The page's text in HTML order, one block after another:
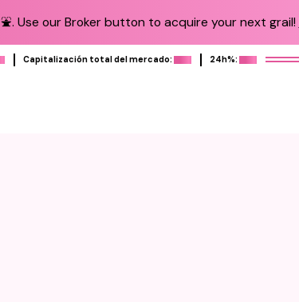
Use our Broker button to acquire your next grail!
Capitalización total del mercado: 24h%: